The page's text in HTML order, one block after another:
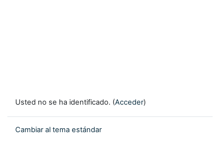
Usted no se ha identificado. (Acceder)
Cambiar al tema estándar